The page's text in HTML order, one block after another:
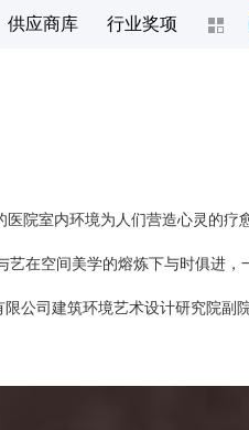
供应商库 行业奖项
院室内环境为人们营造心灵的
在空间美学的熔炼下与时俱进
司建筑环境艺术设计研究院副